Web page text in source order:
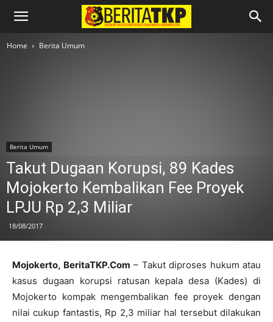
Home Berita Umum
Berita Umum
Takut Dugaan Korupsi, 89 Kades
Mojokerto Kembalikan Fee Proyek
LPJU Rp 2,3 Miliar
18/08/2017
Mojokerto, BeritaTKP.Com – Takut diproses hukum atau
kasus dugaan korupsi ratusan kepala desa (Kades) di
Mojokerto kompak mengembalikan fee proyek dengan
nilai cukup fantastis, Rp 2,3 miliar hal tersebut dilakukan